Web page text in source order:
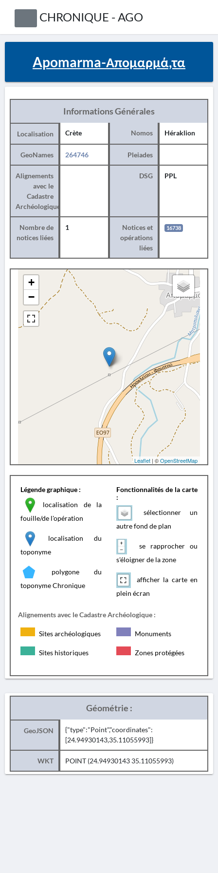
CHRONIQUE - AGO
Apomarma-Απομαρμά,τα
Informations Générales
Localisation Crète Nomos Héraklion
GeoNames 264746 Pleiades
Alignements
avec le
Cadastre
Archéologique
DSG PPL
Nombre de
notices liées
1
Notices et
opérations
liées
16738
+
−
Leaflet | ©OpenStreetMap
Légende graphique :
localisation de la
fouille/de l'opération
localisation du
toponyme
polygone du
toponyme Chronique
Fonctionnalités de la carte
:
sélectionner un
autre fond de plan
se rapprocher ou
s'éloigner de la zone
afficher la carte en
plein écran
Alignements avec le Cadastre Archéologique :
Sites archéologiques Monuments
Sites historiques Zones protégées
Géométrie :
GeoJSON
{"type":"Point","coordinates":
[24.94930143,35.11055993]}
WKT POINT (24.94930143 35.11055993)